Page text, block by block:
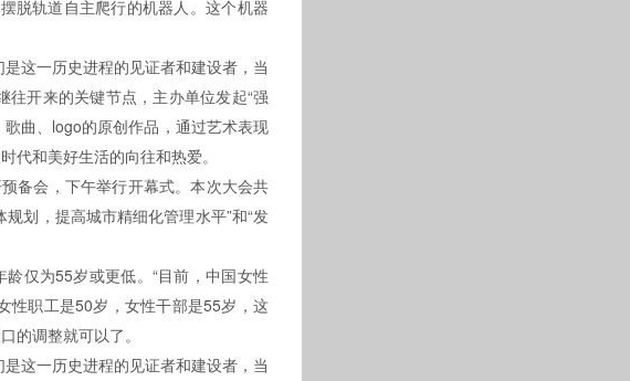
轨道自主爬行的机器人。这个机器
这一历史进程的见证者和建设者，当
往开来的关键节点，主办单位发起“强
、logo的原创作品，通过艺术表现
和美好生活的向往和热爱。
会，下午举行开幕式。本次大会共
划，提高城市精细化管理水平”和“发
为55岁或更低。“目前，中国女性
职工是50岁，女性干部是55岁，这
调整就可以了。
一历史进程的见证者和建设者，当